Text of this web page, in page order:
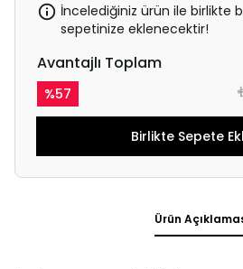
İncelediğiniz ürün ile birlikte
sepetinize eklenecektir!
Avantajlı Toplam
%57
Birlikte Sepete
Ürün